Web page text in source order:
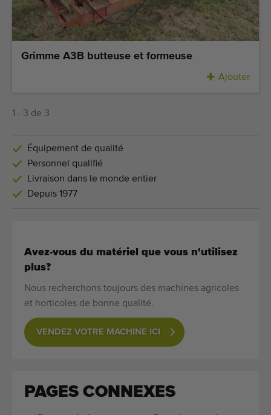
Grimme A3B butteuse et formeuse
Ajouter
1 - 3 de 3
Équipement de qualité
Personnel qualifié
Livraison dans le monde entier
Depuis 1977
Avez-vous du matériel que vous n'utilisez
plus?
Nous recherchons toujours des machines agricoles
et horticoles de bonne qualité.
VENDEZ VOTRE MACHINE ICI
PAGES CONNEXES